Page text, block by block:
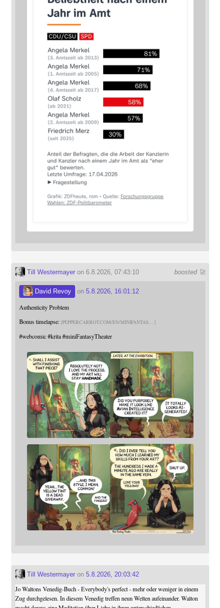
boosted 🚀
Till Westermayeron 6.8.2026, 07:43:10
David Revoy on 5.8.2026, 16:01:12
Authenticity Problem
Bonus timelapse: PEPPERCARROT.COM/EN/MINIFANTAS
#webcomic #krita #miniFantasyTheater
Till Westermayeron 5.8.2026, 20:03:42
Jo Waltons Venedig-Buch - Everybody's perfect - mehr oder weniger in einem
Zug durchgelesen. In diesem Venedig treffen neun Welten aufeinander. Walton